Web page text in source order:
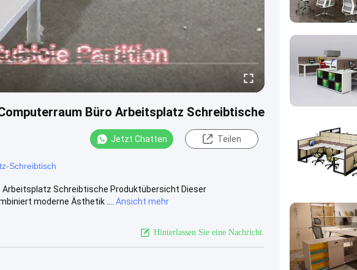
Büro Arbeitsplatz Schreibtische
Jetzt Chatten Teilen
Schreibtisch
Schreibtische Produktübersicht Dieser
moderne Ästhetik ....
Ansicht mehr
Hinterlassen Sie eine Nachricht.